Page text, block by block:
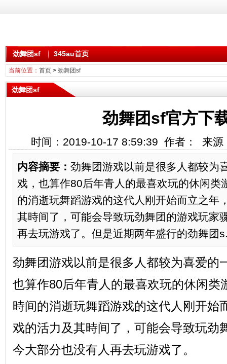
劲舞团sf 345au首页
当前位置： 首页> 劲舞团sf
劲舞团sf
劲舞团sf官方下
时间：2019-10-17 8:59:39 作者： 来
内容摘要： 劲舞团游戏以前是很多人都较为
戏，也算作80后年青人的最喜欢玩的休闲类
的消逝玩舞蹈游戏的这代人刚开始而立之年
其時间了，可能会导致玩劲舞团的游戏玩家
再去玩游戏了。但是近期两年盛行的劲舞团
劲舞团游戏以前是很多人都较为喜爱的
也算作80后年青人的最喜欢玩的休闲类
時间的消逝玩舞蹈游戏的这代人刚开始
戏的活力及其時间了，可能会导致玩劲
今大部分也没有人再去玩游戏了。